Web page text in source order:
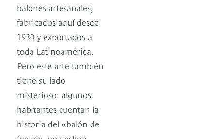
balones artesanales,
fabricados aquí desde
1930 y exportados a
toda Latinoamérica.
Pero este arte también
tiene su lado
misterioso: algunos
habitantes cuentan la
historia del «balón de